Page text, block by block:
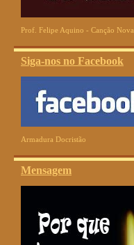
Prof. Felipe Aquino - Canção Nova
Siga-nos no Facebook
Armadura Docristão
Mensagem